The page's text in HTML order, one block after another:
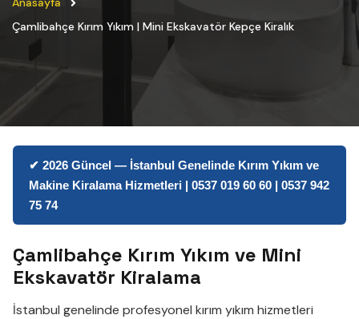
Çamlibahçe Kırım Yıkım | Mini Ekskavatör Kepçe Kiralık
✔ 2026 Güncel — İstanbul Genelinde Kırım Yıkım ve
Makine Kiralama Hizmetleri | 0537 019 60 60 | 0537 942
75 74
Çamlibahçe Kırım Yıkım ve Mini
Ekskavatör Kiralama
İstanbul genelinde profesyonel kırım yıkım hizmetleri